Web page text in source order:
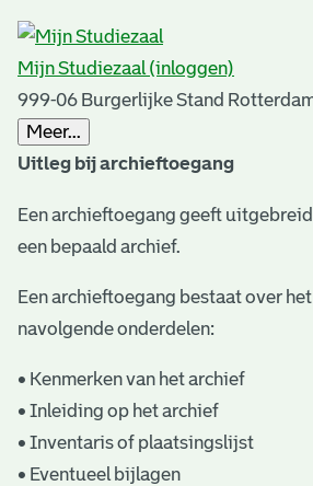
'
s
n
o
t
a
r
i
ë
l
e
a
Mijn Studiezaal (inloggen)
999-06 Burgerlijke Stand
Meer...
Uitleg bij archieftoegang
Een archieftoegang geeft
een bepaald archief.
Een archieftoegang bestaat over
navolgende onderdelen:
• Kenmerken van het archief
• Inleiding op het archief
• Inventaris of plaatsingslijst
• Eventueel bijlagen